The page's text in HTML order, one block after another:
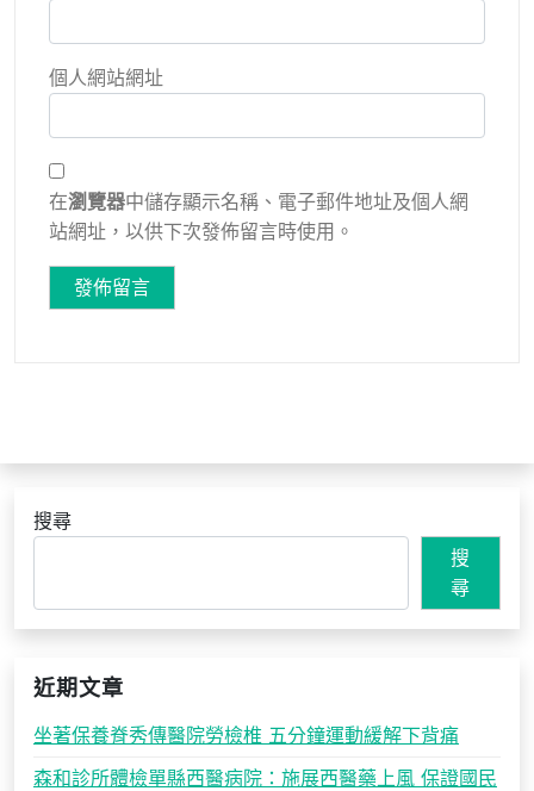
個人網站網址
在瀏覽器中儲存顯示名稱、電子郵件地址及個人網
站網址，以供下次發佈留言時使用。
搜尋
搜
尋
近期文章
坐著保養脊秀傳醫院勞檢椎 五分鐘運動緩解下背痛
森和診所體檢單縣西醫病院：施展西醫藥上風 保證國民